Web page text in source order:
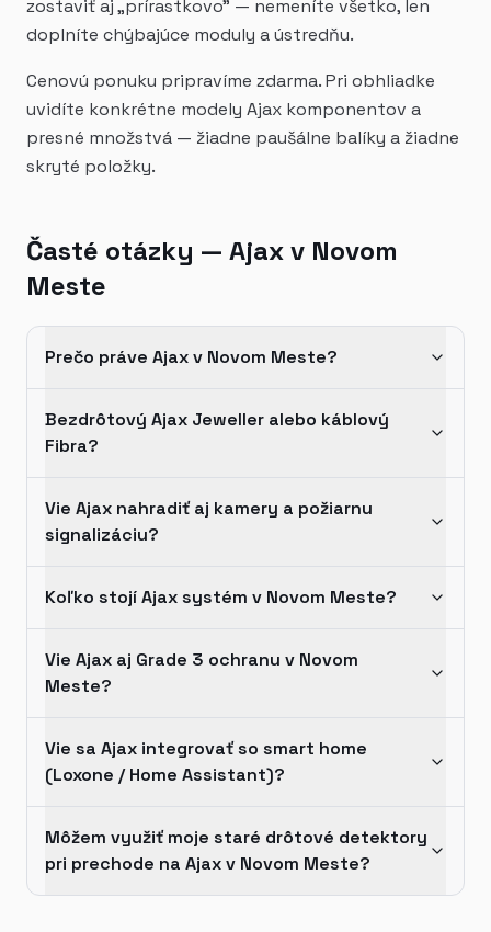
zostaviť aj „prírastkovo" — nemeníte všetko, len
doplníte chýbajúce moduly a ústredňu.
Cenovú ponuku pripravíme zdarma. Pri obhliadke
uvidíte konkrétne modely Ajax komponentov a
presné množstvá — žiadne paušálne balíky a žiadne
skryté položky.
Časté otázky — Ajax v Novom
Meste
Prečo práve Ajax v Novom Meste?
Bezdrôtový Ajax Jeweller alebo káblový
Fibra?
Vie Ajax nahradiť aj kamery a požiarnu
signalizáciu?
Koľko stojí Ajax systém v Novom Meste?
Vie Ajax aj Grade 3 ochranu v Novom
Meste?
Vie sa Ajax integrovať so smart home
(Loxone / Home Assistant)?
Môžem využiť moje staré drôtové detektory
pri prechode na Ajax v Novom Meste?